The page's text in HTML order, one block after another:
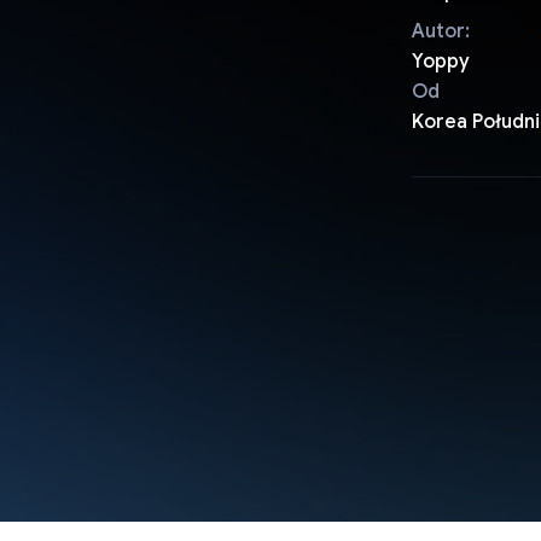
Autor:
Yoppy
Od
Korea